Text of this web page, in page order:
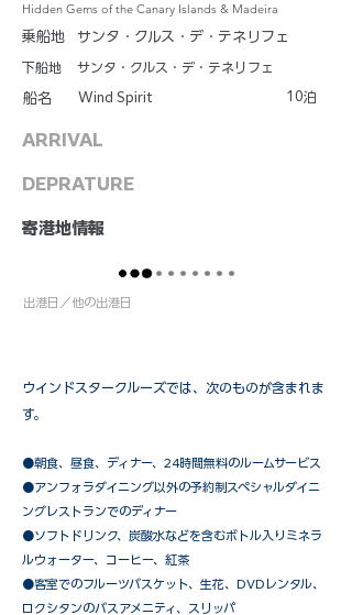
Hidden Gems of the Canary Islands & Madeira
乗船地
下船地
船名
サンタ・クルス・デ・テネリフェ
サンタ・クルス・デ・テネリフェ
Wind Spirit 10泊
ARRIVAL
DEPRATURE
​寄港地情報
出港日／他の出港日
ウインドスタークルーズでは、次のものが含まれま
す。
●朝食、昼食、ディナー、24時間無料のルームサービス
​●アンフォラダイニング以外の予約制スペシャルダイニ
ングレストランでのディナー
●ソフトドリンク、炭酸水などを含むボトル入りミネラ
ルウォーター、コーヒー、紅茶
●客室でのフルーツバスケット、生花、DVDレンタル、
ロクシタンのバスアメニティ、スリッパ